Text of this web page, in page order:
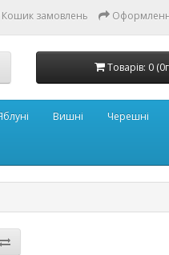
Кошик замовлень
Товарів: 0
Вишні Черешні